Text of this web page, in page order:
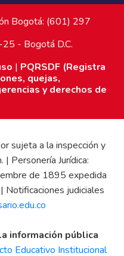
Bogotá: (601) 297
- Bogotá D.C.
| PQRSDF (Registra
quejas,
y derechos de
sujeta a la inspección y
| Personería Jurídica:
de 1895 expedida
Notificaciones judiciales
información pública
Educativo Institucional